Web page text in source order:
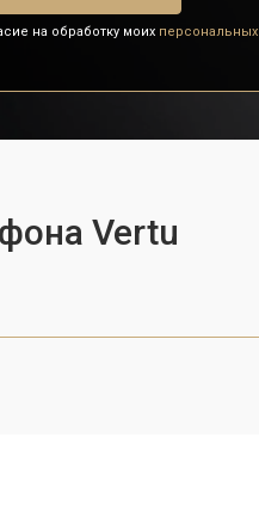
на обработку моих персональных
Vertu